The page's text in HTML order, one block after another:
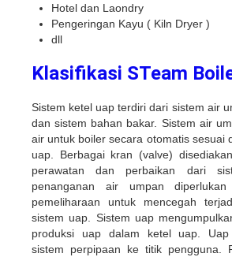
Hotel dan Laondry
Pengeringan Kayu ( Kiln Dryer )
dll
Klasifikasi STeam
Sistem ketel uap terdiri dari sistem air
dan sistem bahan bakar. Sistem air
air untuk boiler secara otomatis sesuai
uap. Berbagai kran (valve)
perawatan dan perbaikan dari
penanganan air umpan
pemeliharaan untuk mencegah
sistem uap. Sistem uap
produksi uap dalam ketel uap. Uap
sistem perpipaan ke titik pengguna.